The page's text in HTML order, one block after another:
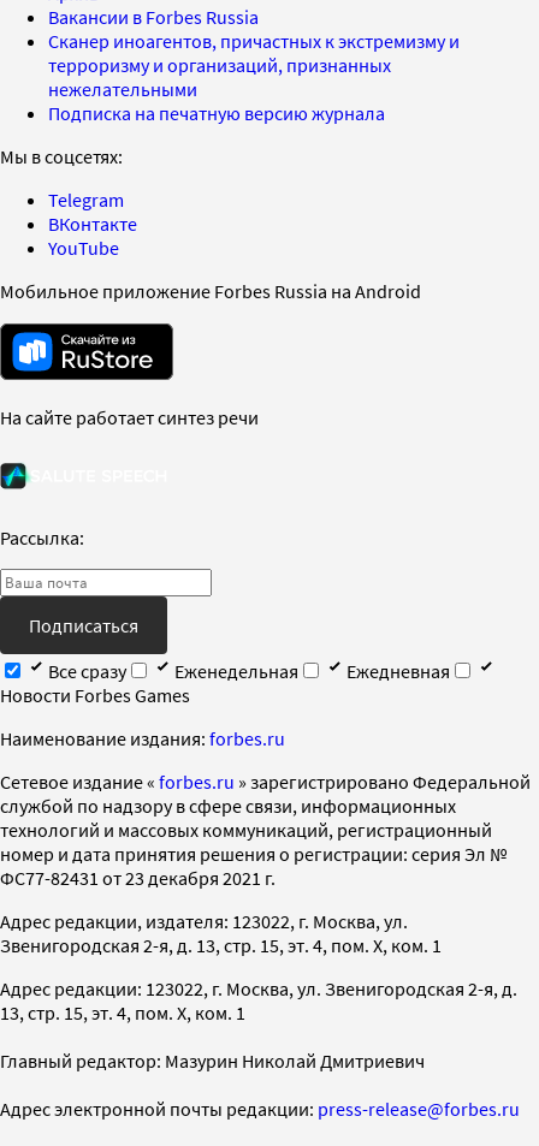
Вакансии в Forbes Russia
Сканер иноагентов, причастных к экстремизму и
терроризму и организаций, признанных
нежелательными
Подписка на печатную версию журнала
Мы в соцсетях:
Telegram
ВКонтакте
YouTube
Мобильное приложение Forbes Russia на Android
На сайте работает синтез речи
Рассылка:
Подписаться
Все сразу
Еженедельная
Ежедневная
Новости Forbes Games
Наименование издания: forbes.ru
Cетевое издание « forbes.ru » зарегистрировано Федеральной
службой по надзору в сфере связи, информационных
технологий и массовых коммуникаций, регистрационный
номер и дата принятия решения о регистрации: серия Эл №
ФС77-82431 от 23 декабря 2021 г.
Адрес редакции, издателя: 123022, г. Москва, ул.
Звенигородская 2-я, д. 13, стр. 15, эт. 4, пом. X, ком. 1
Адрес редакции: 123022, г. Москва, ул. Звенигородская 2-я, д.
13, стр. 15, эт. 4, пом. X, ком. 1
Главный редактор: Мазурин Николай Дмитриевич
Адрес электронной почты редакции: press-release@forbes.ru